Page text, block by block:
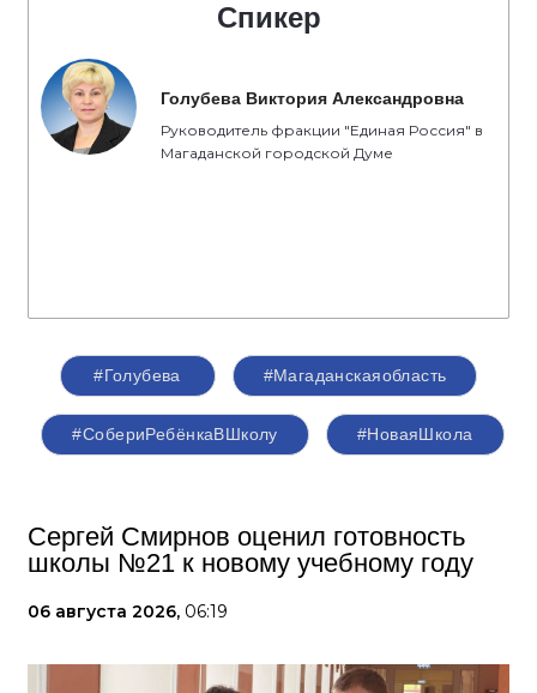
Спикер
Голубева Виктория Александровна
Руководитель фракции "Единая Россия" в
Магаданской городской Думе
#Голубева #Магаданскаяобласть
#СобериРебёнкаВШколу #НоваяШкола
Сергей Смирнов оценил готовность
школы №21 к новому учебному году
06 августа 2026, 06:19